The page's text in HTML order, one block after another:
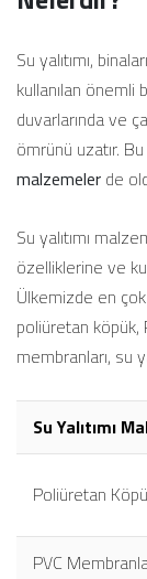
Su yalıtımı,
kullanılan önemli
duvarlarında ve
ömrünü uzatır. Bu
malzemeler de
Su yalıtımı
özelliklerine ve
Ülkemizde en çok
poliüretan köpük,
membranları, su
Su Yalıtımı
Poliüretan
PVC